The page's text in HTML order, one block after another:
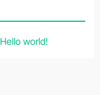
Hello world!